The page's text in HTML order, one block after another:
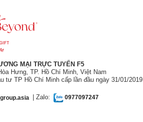
MẠI TRỰC TUYẾN F5
Hưng, TP. Hồ Chí Minh, Việt Nam
tư TP Hồ Chí Minh cấp lần đầu ngày 31/01/2019
| Zalo: 0977097247